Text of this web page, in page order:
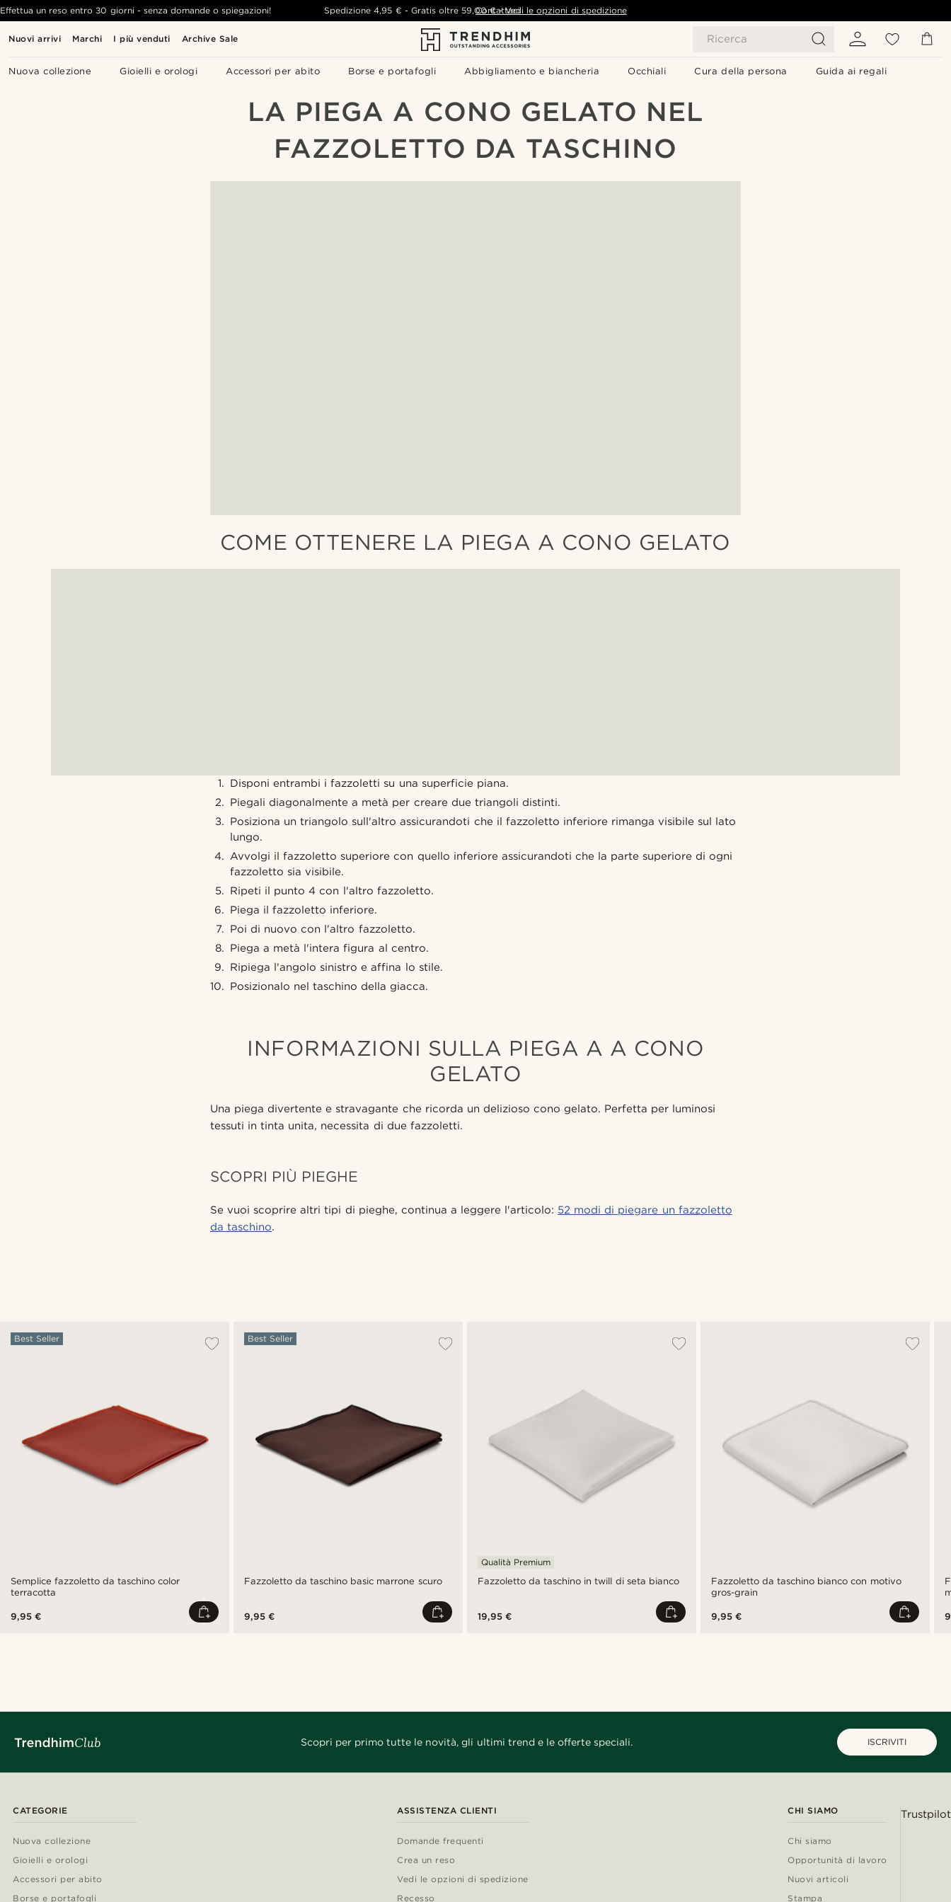
Nuovi arrivi Marchi I più venduti Archive Sale Ricerca
Nuova collezione Gioielli e orologi Accessori per abito Borse e portafogli Abbigliamento e biancheria Occhiali Cura della persona Guida ai regali
Effettua un reso entro 30 giorni - senza domande o spiegazioni! Spedizione 4,95 € - Gratis oltre 59,00 € - Vedi le opzioni di spedizione
Contattaci
LA PIEGA A CONO GELATO NEL
FAZZOLETTO DA TASCHINO
COME OTTENERE LA PIEGA A CONO GELATO
Disponi entrambi i fazzoletti su una superficie piana.
Piegali diagonalmente a metà per creare due triangoli distinti.
Posiziona un triangolo sull'altro assicurandoti che il fazzoletto inferiore rimanga visibile sul lato
lungo.
Avvolgi il fazzoletto superiore con quello inferiore assicurandoti che la parte superiore di ogni
fazzoletto sia visibile.
Ripeti il punto 4 con l'altro fazzoletto.
Piega il fazzoletto inferiore.
Poi di nuovo con l'altro fazzoletto.
Piega a metà l'intera figura al centro.
Ripiega l'angolo sinistro e affina lo stile.
Posizionalo nel taschino della giacca.
INFORMAZIONI SULLA PIEGA A A CONO
GELATO
Una piega divertente e stravagante che ricorda un delizioso cono gelato. Perfetta per luminosi
tessuti in tinta unita, necessita di due fazzoletti.
SCOPRI PIÙ PIEGHE
Se vuoi scoprire altri tipi di pieghe, continua a leggere l'articolo: 52 modi di piegare un fazzoletto
da taschino.
Semplice fazzoletto da taschino color
terracotta
Best Seller
9,95 €
Fazzoletto da taschino basic marrone scuro
Best Seller
9,95 €
Fazzoletto da taschino in twill di seta bianco
Qualità Premium
19,95 €
Fazzoletto da taschino bianco con motivo
gros-grain
9,95 €
Scopri per primo tutte le novità, gli ultimi trend e le offerte speciali. ISCRIVITI
CATEGORIE
Nuova collezione
Gioielli e orologi
Accessori per abito
Borse e portafogli
ASSISTENZA CLIENTI
Domande frequenti
Crea un reso
Vedi le opzioni di spedizione
Recesso
CHI SIAMO
Chi siamo
Opportunità di lavoro
Nuovi articoli
Stampa
Trustpilot